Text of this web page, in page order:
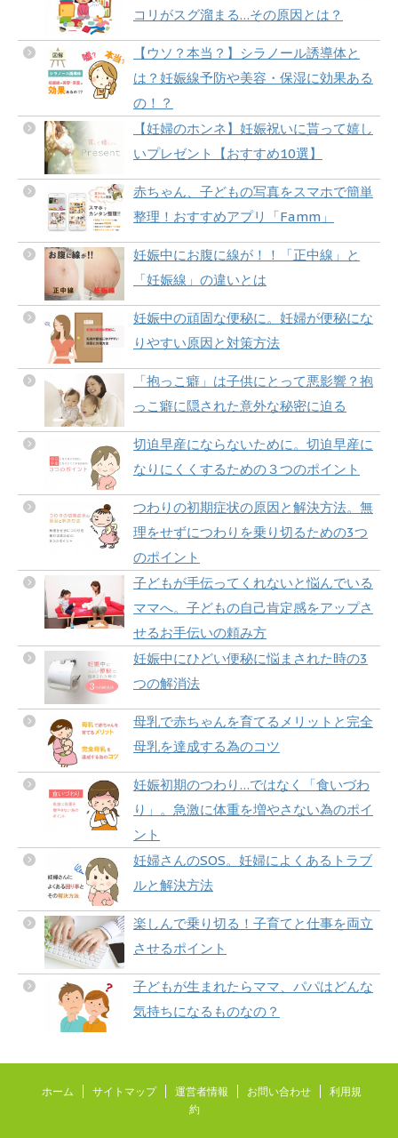
コリがスグ溜まる…その原因とは？
【ウソ？本当？】シラノール誘導体と
は？妊娠線予防や美容・保湿に効果ある
の！？
【妊婦のホンネ】妊娠祝いに貰って嬉し
いプレゼント【おすすめ10選】
赤ちゃん、子どもの写真をスマホで簡単
整理！おすすめアプリ「Famm」
妊娠中にお腹に線が！！「正中線」と
「妊娠線」の違いとは
妊娠中の頑固な便秘に。妊婦が便秘にな
りやすい原因と対策方法
「抱っこ癖」は子供にとって悪影響？抱
っこ癖に隠された意外な秘密に迫る
切迫早産にならないために。切迫早産に
なりにくくするための３つのポイント
つわりの初期症状の原因と解決方法。無
理をせずにつわりを乗り切るための3つ
のポイント
子どもが手伝ってくれないと悩んでいる
ママへ。子どもの自己肯定感をアップさ
せるお手伝いの頼み方
妊娠中にひどい便秘に悩まされた時の3
つの解消法
母乳で赤ちゃんを育てるメリットと完全
母乳を達成する為のコツ
妊娠初期のつわり…ではなく「食いづわ
り」。急激に体重を増やさない為のポイ
ント
妊婦さんのSOS。妊婦によくあるトラブ
ルと解決方法
楽しんで乗り切る！子育てと仕事を両立
させるポイント
子どもが生まれたらママ、パパはどんな
気持ちになるものなの？
ホーム サイトマップ 運営者情報 お問い合わせ
利用規
約